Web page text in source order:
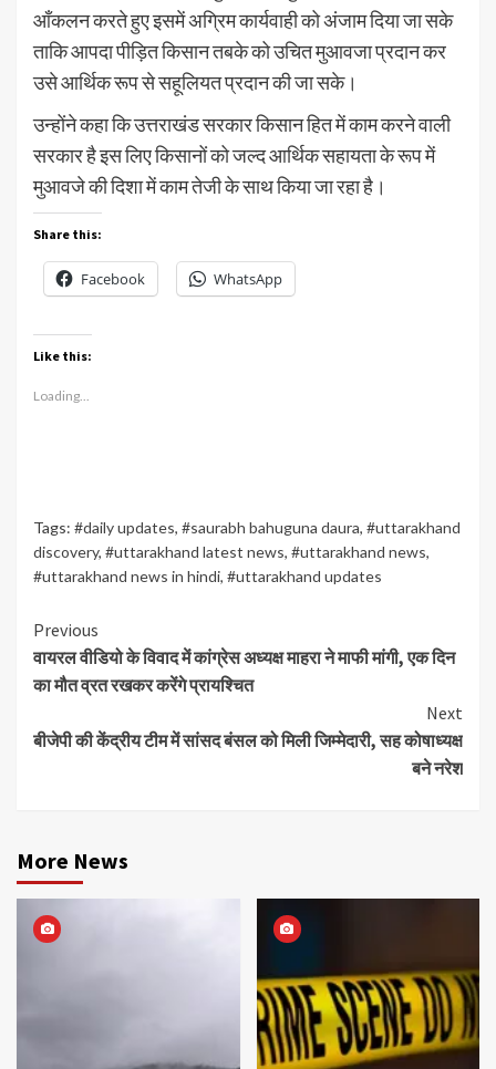
आँकलन करते हुए इसमें अग्रिम कार्यवाही को अंजाम दिया जा सके
ताकि आपदा पीड़ित किसान तबके को उचित मुआवजा प्रदान कर
उसे आर्थिक रूप से सहूलियत प्रदान की जा सके।
उन्होंने कहा कि उत्तराखंड सरकार किसान हित में काम करने वाली
सरकार है इस लिए किसानों को जल्द आर्थिक सहायता के रूप में
मुआवजे की दिशा में काम तेजी के साथ किया जा रहा है।
Share this:
Facebook WhatsApp
Like this:
Loading...
Tags: #daily updates, #saurabh bahuguna daura, #uttarakhand
discovery, #uttarakhand latest news, #uttarakhand news,
#uttarakhand news in hindi, #uttarakhand updates
Continue
Reading
Previous
वायरल वीडियो के विवाद में कांग्रेस अध्यक्ष माहरा ने माफी मांगी, एक दिन
का मौत व्रत रखकर करेंगे प्रायश्चित
Next
बीजेपी की केंद्रीय टीम में सांसद बंसल को मिली जिम्मेदारी, सह कोषाध्यक्ष
बने नरेश
More News